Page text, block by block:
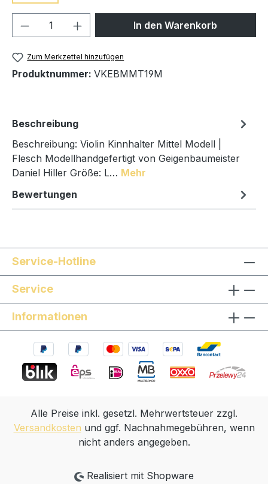
Produkt Anzahl: Gib denIn den Warenkorb
Zum Merkzettel hinzufügen
Produktnummer: VKEBMMT19M
Beschreibung
Beschreibung: Violin Kinnhalter Mittel Modell |
Flesch Modellhandgefertigt von Geigenbaumeister
Daniel Hiller Größe: L… Mehr
Bewertungen
Service-Hotline
Service
Informationen
Alle Preise inkl. gesetzl. Mehrwertsteuer zzgl.
Versandkosten und ggf. Nachnahmegebühren, wenn
nicht anders angegeben.
Realisiert mit Shopware